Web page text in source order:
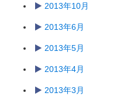
2013年10月
2013年6月
2013年5月
2013年4月
2013年3月